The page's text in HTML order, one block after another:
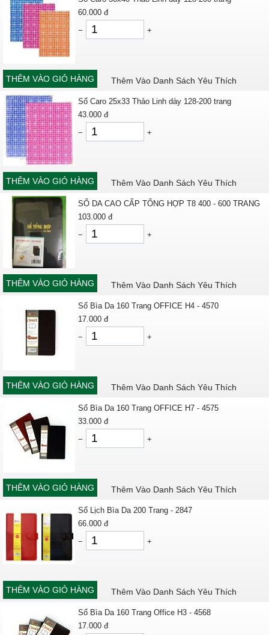
60.000 đ
−
+
THÊM VÀO GIỎ HÀNG Thêm Vào Danh Sách Yêu Thích
Sổ Caro 25x33 Thảo Linh dày 128-200 trang
43.000 đ
−
+
THÊM VÀO GIỎ HÀNG Thêm Vào Danh Sách Yêu Thích
SỔ DA CAO CẤP TỔNG HỢP T8 400 - 600 TRANG
103.000 đ
−
+
THÊM VÀO GIỎ HÀNG Thêm Vào Danh Sách Yêu Thích
Sổ Bìa Da 160 Trang OFFICE H4 - 4570
17.000 đ
−
+
THÊM VÀO GIỎ HÀNG Thêm Vào Danh Sách Yêu Thích
Sổ Bìa Da 160 Trang OFFICE H7 - 4575
33.000 đ
−
+
THÊM VÀO GIỎ HÀNG Thêm Vào Danh Sách Yêu Thích
Sổ Lịch Bìa Da 200 Trang - 2847
66.000 đ
−
+
THÊM VÀO GIỎ HÀNG Thêm Vào Danh Sách Yêu Thích
Sổ Bìa Da 160 Trang Office H3 - 4568
17.000 đ